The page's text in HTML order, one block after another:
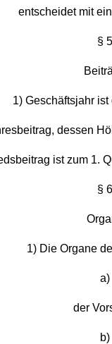
entscheidet mit
§ 5
1) Geschäftsjahr
dessen
ist zum 1.
§ 6
1) Die Organe
a)
der
b)